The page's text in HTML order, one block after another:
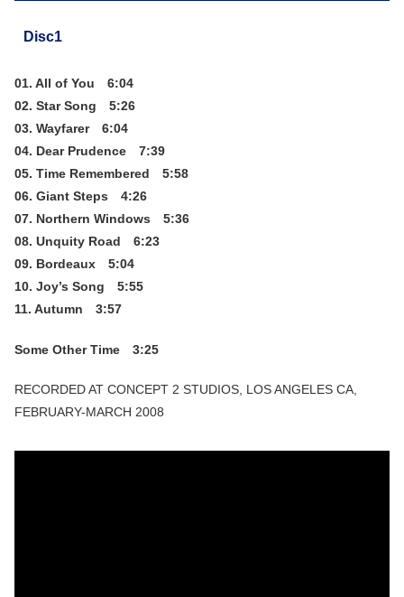
Disc1
01. All of You 6:04
02. Star Song 5:26
03. Wayfarer 6:04
04. Dear Prudence 7:39
05. Time Remembered 5:58
06. Giant Steps 4:26
07. Northern Windows 5:36
08. Unquity Road 6:23
09. Bordeaux 5:04
10. Joy’s Song 5:55
11. Autumn 3:57
Some Other Time 3:25
RECORDED AT CONCEPT 2 STUDIOS, LOS ANGELES CA,
FEBRUARY-MARCH 2008